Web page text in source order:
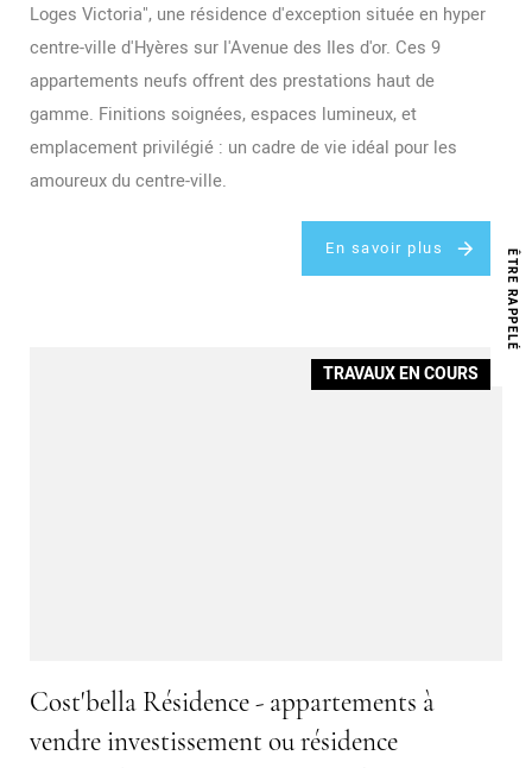
Loges Victoria", une résidence d'exception située en hyper
centre-ville d'Hyères sur l'Avenue des Iles d'or. Ces 9
appartements neufs offrent des prestations haut de
gamme. Finitions soignées, espaces lumineux, et
emplacement privilégié : un cadre de vie idéal pour les
amoureux du centre-ville.
En savoir plus
TRAVAUX EN COURS
Cost'bella Résidence - appartements à
vendre investissement ou résidence
Ê
T
R
E
R
A
P
P
E
L
É